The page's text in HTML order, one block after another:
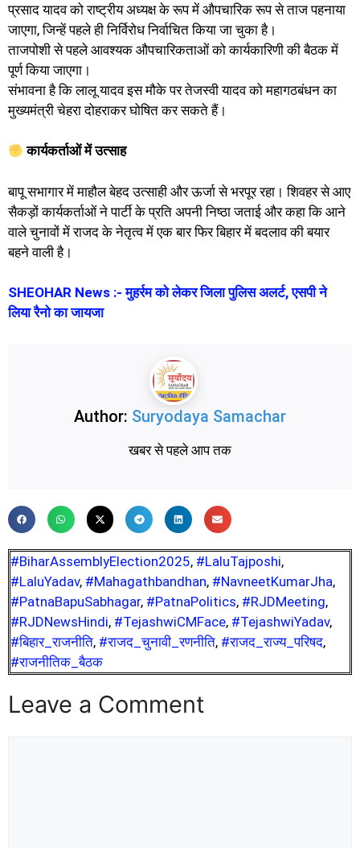
प्रसाद यादव को राष्ट्रीय अध्यक्ष के रूप में औपचारिक रूप से ताज पहनाया
जाएगा, जिन्हें पहले ही निर्विरोध निर्वाचित किया जा चुका है।
ताजपोशी से पहले आवश्यक औपचारिकताओं को कार्यकारिणी की बैठक में
पूर्ण किया जाएगा।
संभावना है कि लालू यादव इस मौके पर तेजस्वी यादव को महागठबंधन का
मुख्यमंत्री चेहरा दोहराकर घोषित कर सकते हैं।
कार्यकर्ताओं में उत्साह
बापू सभागार में माहौल बेहद उत्साही और ऊर्जा से भरपूर रहा। शिवहर से आए
सैकड़ों कार्यकर्ताओं ने पार्टी के प्रति अपनी निष्ठा जताई और कहा कि आने
वाले चुनावों में राजद के नेतृत्व में एक बार फिर बिहार में बदलाव की बयार
बहने वाली है।
SHEOHAR News :- मुहर्रम को लेकर जिला पुलिस अलर्ट, एसपी ने
लिया रैनो का जायजा
Author: Suryodaya Samachar
खबर से पहले आप तक
#BiharAssemblyElection2025, #LaluTajposhi,
#LaluYadav, #Mahagathbandhan, #NavneetKumarJha,
#PatnaBapuSabhagar, #PatnaPolitics, #RJDMeeting,
#RJDNewsHindi, #TejashwiCMFace, #TejashwiYadav,
#बिहार_राजनीति, #राजद_चुनावी_रणनीति, #राजद_राज्य_परिषद,
#राजनीतिक_बैठक
Leave a Comment